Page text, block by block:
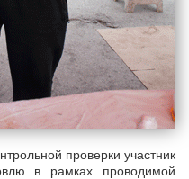
проверки участник
в рамках проводимой